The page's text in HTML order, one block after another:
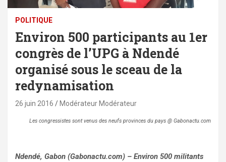
POLITIQUE
Environ 500 participants au 1er
congrès de l’UPG à Ndendé
organisé sous le sceau de la
redynamisation
26 juin 2016 Modérateur Modérateur
Les congressistes sont venus des neufs provinces du pays @ Gabonactu.com
Ndendé, Gabon (Gabonactu.com) – Environ 500 militants